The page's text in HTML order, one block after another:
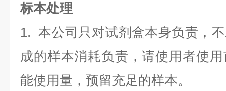
标本处理
1. 本公司只对试剂盒本身负责，
成的样本消耗负责，请使用者使
能使用量，预留充足的样本。